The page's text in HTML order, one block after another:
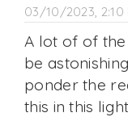
03/10/2023, 2:10
A lot of of
be
ponder the
this in this